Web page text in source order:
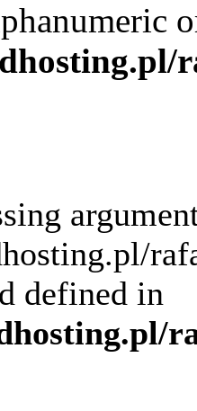
defined in